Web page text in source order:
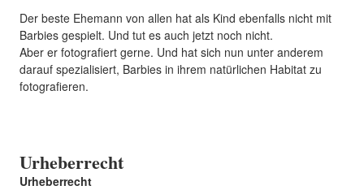
Der beste Ehemann von allen hat als Kind ebenfalls nicht mit
Barbies gespielt. Und tut es auch jetzt noch nicht.
Aber er fotografiert gerne. Und hat sich nun unter anderem
darauf spezialisiert, Barbies in ihrem natürlichen Habitat zu
fotografieren.
Urheberrecht
Urheberrecht